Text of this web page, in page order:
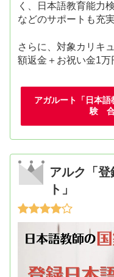
く、日本語教育能力
などのサポートも充
さらに、対象カリキ
額返金＋お祝い金1万
アガルート「日本
験 合
アルク「
ト」